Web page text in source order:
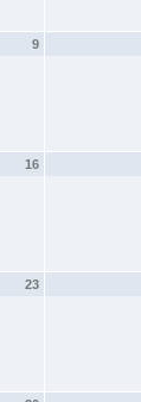
9
16
23